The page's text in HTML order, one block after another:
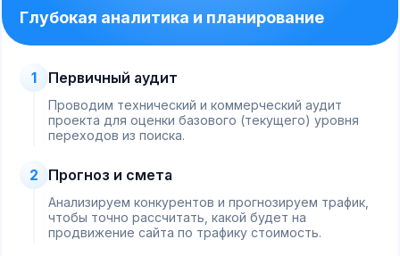
Глубокая аналитика и планирование
1 Первичный аудит
Проводим технический и коммерческий аудит
проекта для оценки базового (текущего) уровня
переходов из поиска.
2 Прогноз и смета
Анализируем конкурентов и прогнозируем трафик,
чтобы точно рассчитать, какой будет на
продвижение сайта по трафику стоимость.